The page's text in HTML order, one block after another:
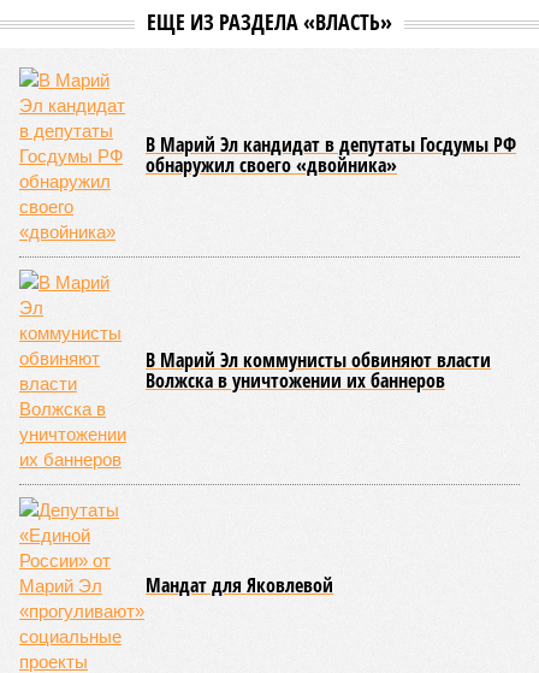
итоги её проведения.
Управлением Роспотребнадзора по Республике Татарстан
были обобщены
мероприятий в детских оздоровительных лагерях. В
нынешнем сезоне функционирует 299 таких учреждений,
причём 14 из них относятся к загородному типу. Сотрудники
ведомства осуществили 105 выездных проверок и
профилактических визитов, что позволило охватить
проверочными действиями значительную долю лагерей. По
итогам проведённых мероприятий различные нарушения
были зафиксированы в 33 учреждениях. В адрес
администраций этих объектов были вынесены
предписания, обязывающие устранить выявленные
недостатки.
Среди наиболее часто встречающихся нарушений
оказались следующие: ненадлежащее содержание
территории и несоблюдение санитарно-гигиенических норм
на ней; нарушения в процессе организации питания детей и
при обеспечении питьевого режима; а также
несвоевременное или неполное проведение медицинских
осмотров сотрудников лагерей.
Особый контроль был направлен на персонал,
работающий на пищеблоках. В ходе этих проверок у 20
человек были обнаружены возбудители инфекций –